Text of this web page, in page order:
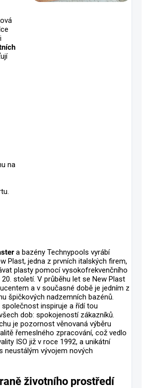
na
a bazény Technypools vyrábí
Plast, jedna z prvních italských firem,
plasty pomocí vysokofrekvenčního
století. V průběhu let se New Plast
a v současné době je jedním z
špičkových nadzemních bazénů.
inspiruje a řídí tou
dob: spokojeností zákazníků.
je pozornost věnovaná výběru
řemeslného zpracování, což vedlo
ISO již v roce 1992, a unikátní
neustálým vývojem nových
životního prostředí